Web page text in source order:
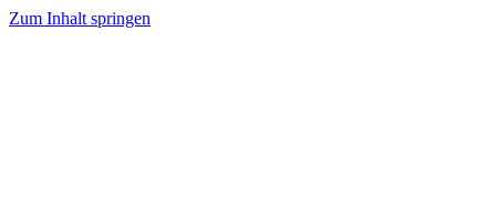
Zum Inhalt springen